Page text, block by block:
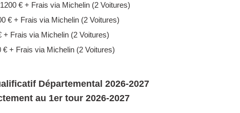
€ + Frais via Michelin (2 Voitures)
€ + Frais via Michelin (2 Voitures)
+ Frais via Michelin (2 Voitures)
€ + Frais via Michelin (2 Voitures)
Départemental 2026-2027
au 1er tour 2026-2027